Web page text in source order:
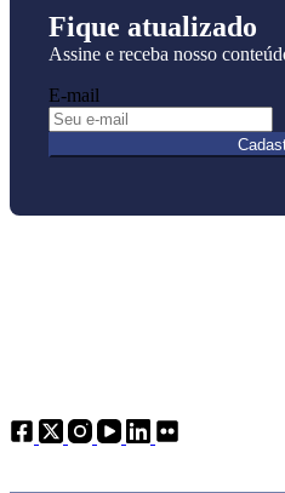
Fique atualizado
Assine e receba nosso
E-mail